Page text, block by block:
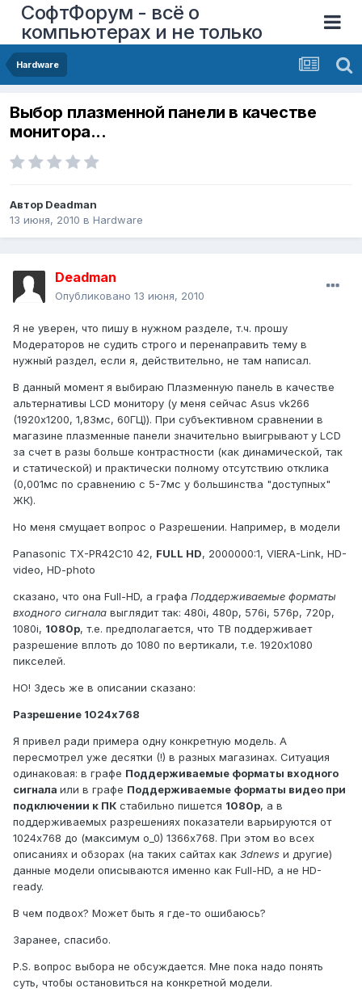
СофтФорум - всё о
компьютерах и не только
Hardware
Выбор плазменной панели в качестве
монитора...
Автор Deadmаn
13 июня, 2010 в Hardware
Deadmаn
Опубликовано 13 июня, 2010
Я не уверен, что пишу в нужном разделе, т.ч. прошу
Модераторов не судить строго и перенаправить тему в
нужный раздел, если я, действительно, не там написал.
В данный момент я выбираю Плазменную панель в качестве
альтернативы LCD монитору (у меня сейчас Asus vk266
(1920х1200, 1,83мс, 60ГЦ)). При субъективном сравнении в
магазине плазменные панели значительно выигрывают у LCD
за счет в разы больше контрастности (как динамической, так
и статической) и практически полному отсутствию отклика
(0,001мс по сравнению с 5-7мс у большинства "доступных"
ЖК).
Но меня смущает вопрос о Разрешении. Например, в модели
Panasonic TX-PR42C10 42, FULL HD, 2000000:1, VIERA-Link, HD-
video, HD-photo
сказано, что она Full-HD, а графа Поддерживаемые форматы
входного сигнала выглядит так: 480i, 480p, 576i, 576p, 720p,
1080i, 1080p, т.е. предполагается, что ТВ поддерживает
разрешение вплоть до 1080 по вертикали, т.е. 1920х1080
пикселей.
НО! Здесь же в описании сказано:
Разрешение 1024x768
Я привел ради примера одну конкретную модель. А
пересмотрел уже десятки (!) в разных магазинах. Ситуация
одинаковая: в графе Поддерживаемые форматы входного
сигнала или в графе Поддерживаемые форматы видео при
подключении к ПК стабильно пишется 1080p, а в
поддерживаемых разрешениях показатели варьируются от
1024х768 до (максимум о_0) 1366х768. При этом во всех
описаниях и обзорах (на таких сайтах как 3dnews и другие)
данные модели описываются именно как Full-HD, а не HD-
ready.
В чем подвох? Может быть я где-то ошибаюсь?
Заранее, спасибо.
P.S. вопрос выбора не обсуждается. Мне пока надо понять
суть, чтобы остановиться на конкретной модели.